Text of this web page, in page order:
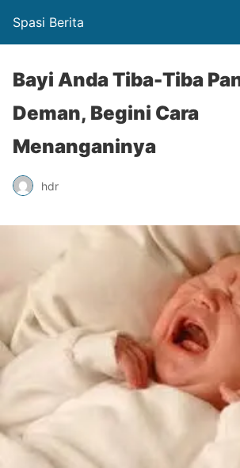
Spasi Berita
Bayi Anda Tiba-Tiba
Deman, Begini Cara
Menanganinya
hdr